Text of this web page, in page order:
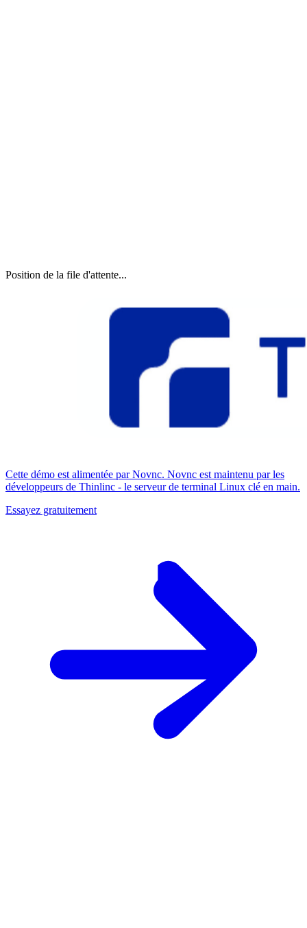
Position de la file d'attente...
Cette démo est alimentée par Novnc. Novnc est maintenu par les
développeurs de Thinlinc - le serveur de terminal Linux clé en main.
Essayez gratuitement